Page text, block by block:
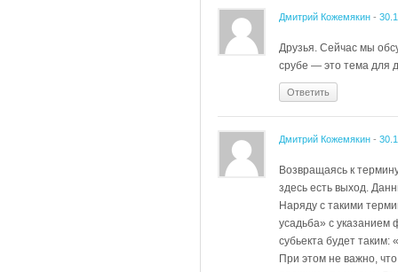
Дмитрий Кожемякин -
Друзья. Сейчас мы
срубе — это тема для
Ответить
Дмитрий Кожемякин -
Возвращаясь к
здесь есть выход.
Наряду с такими
усадьба» с указанием
субьекта будет
При этом не важно,